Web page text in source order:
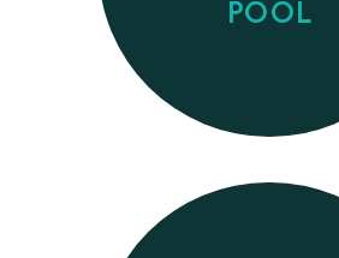
POOL